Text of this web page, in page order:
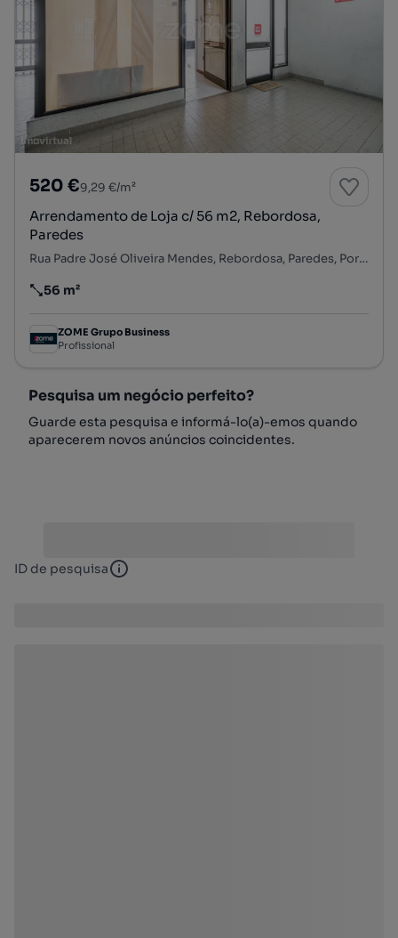
520 €9,29 €/m²
Arrendamento de Loja c/ 56 m2, Rebordosa,
Paredes
Rua Padre José Oliveira Mendes, Rebordosa, Paredes, Porto
Preço por metro quadrado
56 m²
ZOME Grupo Business
Profissional
Pesquisa um negócio perfeito?
Guarde esta pesquisa e informá-lo(a)-emos quando
aparecerem novos anúncios coincidentes.
ID de pesquisa ID de pesquisa